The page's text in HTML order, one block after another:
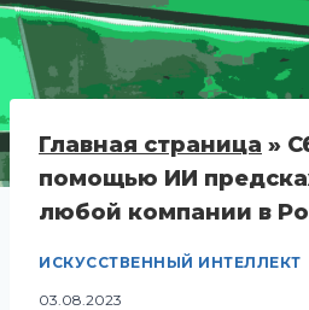
Главная страница »
помощью ИИ
любой компании в
ИСКУССТВЕННЫЙ ИНТЕЛЛЕКТ
03.08.2023